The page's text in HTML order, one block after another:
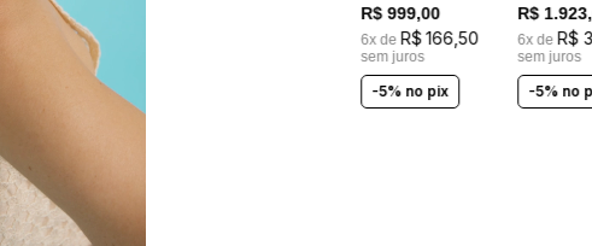
R$ 999,00
6x de R$ 166 ,50
sem juros
-5% no pix
R$ 1.923,
6x de R$
sem juros
-5% no